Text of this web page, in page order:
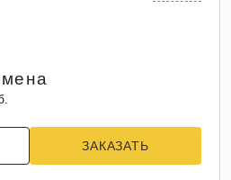
ЗАКАЗАТЬ